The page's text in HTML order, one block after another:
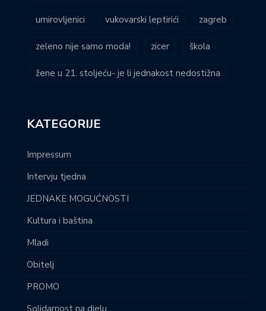
umirovljenici vukovarski leptirići zagreb
zeleno nije samo moda! zicer škola
žene u 21. stoljeću- je li jednakost nedostižna
KATEGORIJE
Impressum
Intervju tjedna
JEDNAKE MOGUĆNOSTI
Kultura i baština
Mladi
Obitelj
PROMO